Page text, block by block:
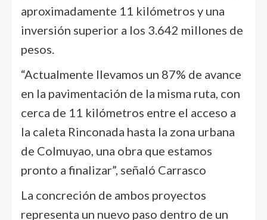
aproximadamente 11 kilómetros y una
inversión superior a los 3.642 millones de
pesos.
“Actualmente llevamos un 87% de avance
en la pavimentación de la misma ruta, con
cerca de 11 kilómetros entre el acceso a
la caleta Rinconada hasta la zona urbana
de Colmuyao, una obra que estamos
pronto a finalizar”, señaló Carrasco
La concreción de ambos proyectos
representa un nuevo paso dentro de un